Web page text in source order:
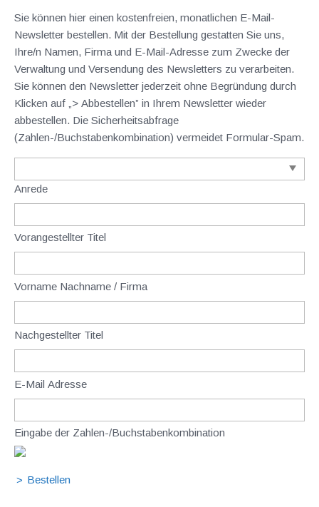
Sie können hier einen kostenfreien, monatlichen E-Mail-
Newsletter bestellen. Mit der Bestellung gestatten Sie uns,
Ihre/n Namen, Firma und E-Mail-Adresse zum Zwecke der
Verwaltung und Versendung des Newsletters zu verarbeiten.
Sie können den Newsletter jederzeit ohne Begründung durch
Klicken auf „> Abbestellen” in Ihrem Newsletter wieder
abbestellen. Die Sicherheitsabfrage
(Zahlen-/Buchstabenkombination) vermeidet Formular-Spam.
Anrede
Vorangestellter Titel
Vorname Nachname / Firma
Nachgestellter Titel
E-Mail Adresse
Eingabe der Zahlen-/Buchstabenkombination